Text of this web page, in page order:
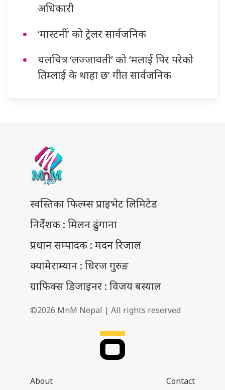
अधिकारी
‘मास्टर्नी’ को ट्रेलर सार्वजनिक
चलचित्र ‘लज्जावती’ को ‘मलाई पिर परेको
तिम्लाई के थाहा छ’ गीत सार्वजनिक
स्वस्तिका फिल्म्स प्राइभेट लिमिटेड
निर्देशक : मिलन ढुंगाना
प्रधान सम्पादक : मदन रिजाल
क्यामेराम्यान : धिरज गुरुङ
ग्राफिक्स डिजाइनर : विजय बस्याल
©2026 MnM Nepal | All rights reserved
About Contact